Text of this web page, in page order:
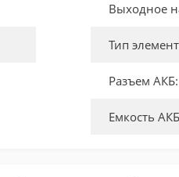
Выходное
Тип
Разъем АКБ:
Емкость